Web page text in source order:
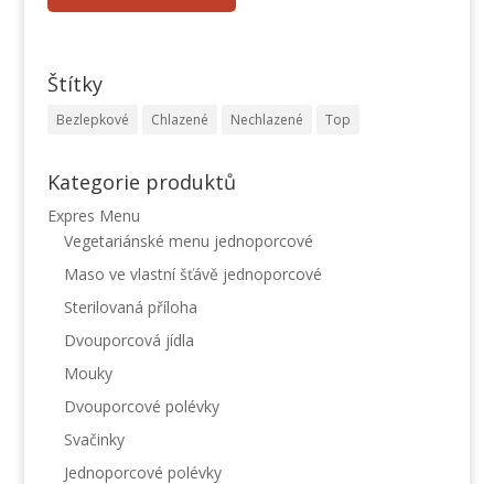
Štítky
Bezlepkové Chlazené Nechlazené Top
Kategorie produktů
Expres Menu
Vegetariánské menu jednoporcové
Maso ve vlastní šťávě jednoporcové
Sterilovaná příloha
Dvouporcová jídla
Mouky
Dvouporcové polévky
Svačinky
Jednoporcové polévky